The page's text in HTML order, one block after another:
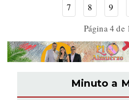
7
8 9
Página 4 de
Minuto a